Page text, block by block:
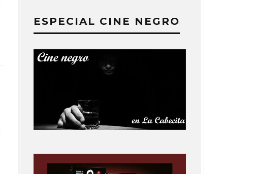
ESPECIAL CINE NEGRO